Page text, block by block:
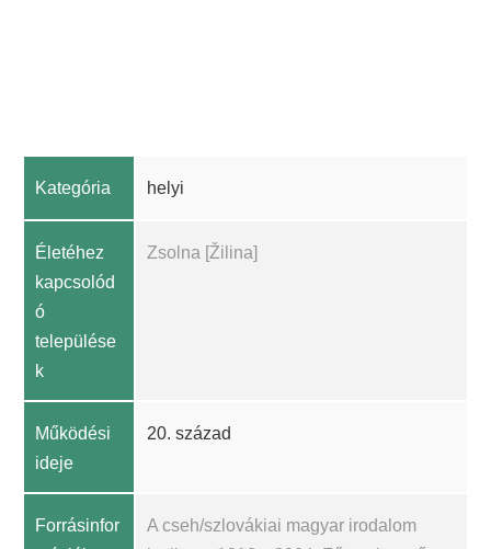
Kategória helyi
Életéhez
kapcsolód
ó
települése
k
Zsolna [Žilina]
Működési
ideje
20. század
Forrásinfor
A cseh/szlovákiai magyar irodalom